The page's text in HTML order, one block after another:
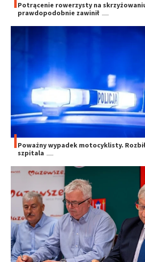
Potrącenie rowerzysty na
prawdopodobnie zawinił
Poważny wypadek motocyklisty.
szpitala